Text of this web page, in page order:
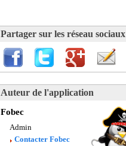
Partager sur les réseau sociaux
Auteur de l'application
Fobec
Admin
Contacter Fobec